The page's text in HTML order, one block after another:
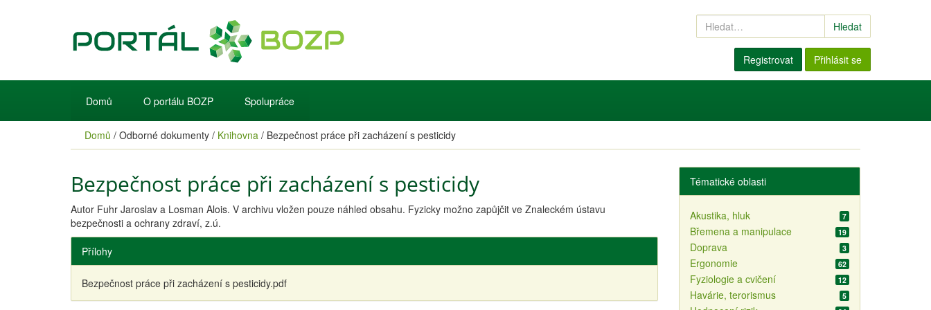
Hledat
Registrovat Přihlásit se
Domů O portálu BOZP Spolupráce
Domů / Odborné dokumenty / Knihovna / Bezpečnost práce při zacházení s pesticidy
Bezpečnost práce při zacházení s pesticidy
Autor Fuhr Jaroslav a Losman Alois. V archivu vložen pouze náhled obsahu. Fyzicky možno zapůjčit ve Znaleckém ústavu
bezpečnosti a ochrany zdraví, z.ú.
Přílohy
Bezpečnost práce při zacházení s pesticidy.pdf
Tématické oblasti
Akustika, hluk 7
Břemena a manipulace 19
Doprava 3
Ergonomie 62
Fyziologie a cvičení 12
Havárie, terorismus 5